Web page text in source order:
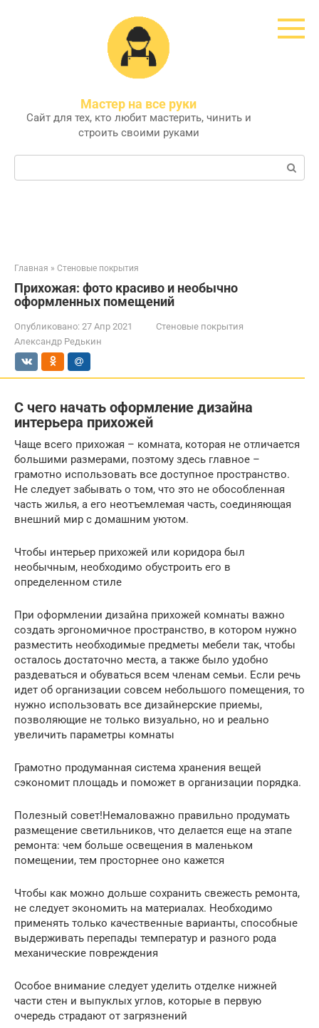
Мастер на все руки
Сайт для тех, кто любит мастерить, чинить и
строить своими руками
Поиск:
Главная » Стеновые покрытия
Прихожая: фото красиво и необычно
оформленных помещений
Опубликовано: 27 Апр 2021
Стеновые покрытия
Александр Редькин
С чего начать оформление дизайна
интерьера прихожей
Чаще всего прихожая – комната, которая не отличается
большими размерами, поэтому здесь главное –
грамотно использовать все доступное пространство.
Не следует забывать о том, что это не обособленная
часть жилья, а его неотъемлемая часть, соединяющая
внешний мир с домашним уютом.
Чтобы интерьер прихожей или коридора был
необычным, необходимо обустроить его в
определенном стиле
При оформлении дизайна прихожей комнаты важно
создать эргономичное пространство, в котором нужно
разместить необходимые предметы мебели так, чтобы
осталось достаточно места, а также было удобно
раздеваться и обуваться всем членам семьи. Если речь
идет об организации совсем небольшого помещения, то
нужно использовать все дизайнерские приемы,
позволяющие не только визуально, но и реально
увеличить параметры комнаты
Грамотно продуманная система хранения вещей
сэкономит площадь и поможет в организации порядка.
Полезный совет!Немаловажно правильно продумать
размещение светильников, что делается еще на этапе
ремонта: чем больше освещения в маленьком
помещении, тем просторнее оно кажется
Чтобы как можно дольше сохранить свежесть ремонта,
не следует экономить на материалах. Необходимо
применять только качественные варианты, способные
выдерживать перепады температур и разного рода
механические повреждения
Особое внимание следует уделить отделке нижней
части стен и выпуклых углов, которые в первую
очередь страдают от загрязнений